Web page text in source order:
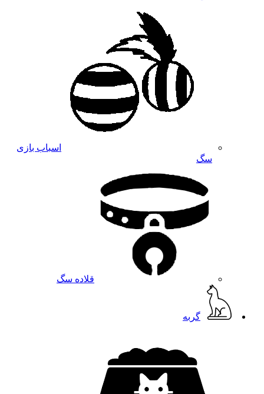
اسباب بازی
سگ
قلاده سگ
گربه